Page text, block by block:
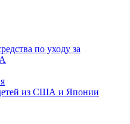
по уходу за
из США и Японии